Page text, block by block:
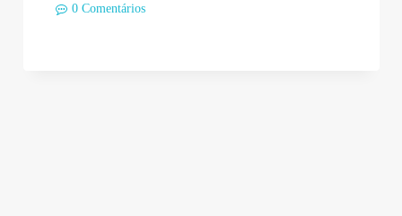
0 Comentários